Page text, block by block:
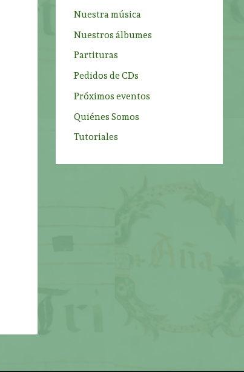
Nuestra música
Nuestros álbumes
Partituras
Pedidos de CDs
Próximos eventos
Quiénes Somos
Tutoriales